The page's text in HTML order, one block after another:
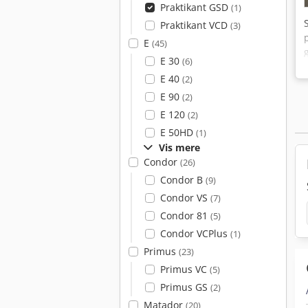
Praktikant GSD (1)
Praktikant VCD (3)
E (45)
E 30 (6)
E 40 (2)
E 90 (2)
E 120 (2)
E 50HD (1)
Vis mere
Condor (26)
Condor B (9)
Condor VS (7)
Condor 81 (5)
Condor VCPlus (1)
Primus (23)
Primus VC (5)
Primus GS (2)
Matador (20)